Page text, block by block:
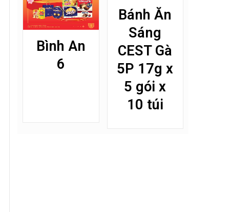
Bình An
6
Bánh Ăn
Sáng
CEST Gà
5P 17g x
5 gói x
10 túi